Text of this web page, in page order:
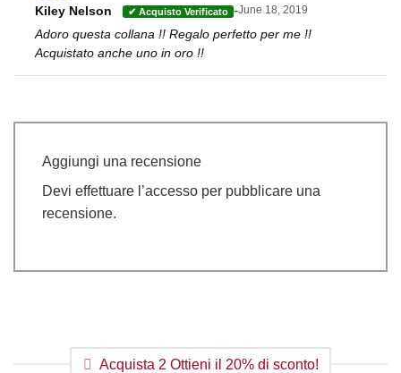
Valutato5
Kiley Nelson -June 18, 2019
Adoro questa collana !! Regalo perfetto per me !!
Acquistato anche uno in oro !!
Aggiungi una recensione
Devi effettuare l’accesso per pubblicare una
recensione.
Acquista 2 Ottieni il 20% di sconto!